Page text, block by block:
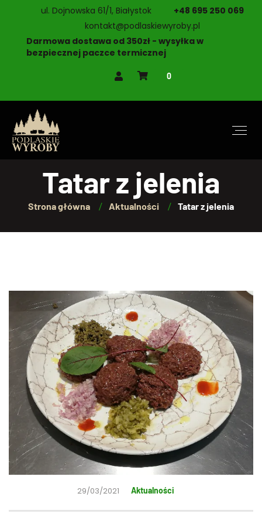
ul. Dojnowska 61/1, Białystok
+48 695 250 069
kontakt@podlaskiewyroby.pl
Darmowa dostawa od 350zł - wysyłka w
bezpiecznej paczce termicznej
0
Tatar z jelenia
Strona główna Aktualności Tatar z jelenia
29/03/2021 Aktualności